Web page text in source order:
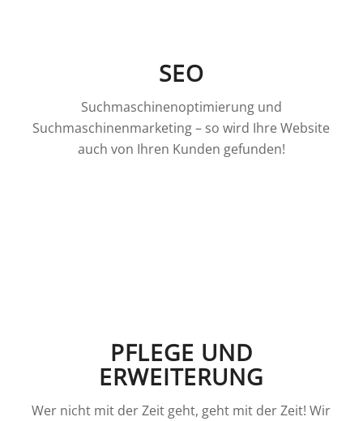
SEO
Suchmaschinenoptimierung und
Suchmaschinenmarketing – so wird Ihre Website
auch von Ihren Kunden gefunden!
PFLEGE UND
ERWEITERUNG
Wer nicht mit der Zeit geht, geht mit der Zeit! Wir